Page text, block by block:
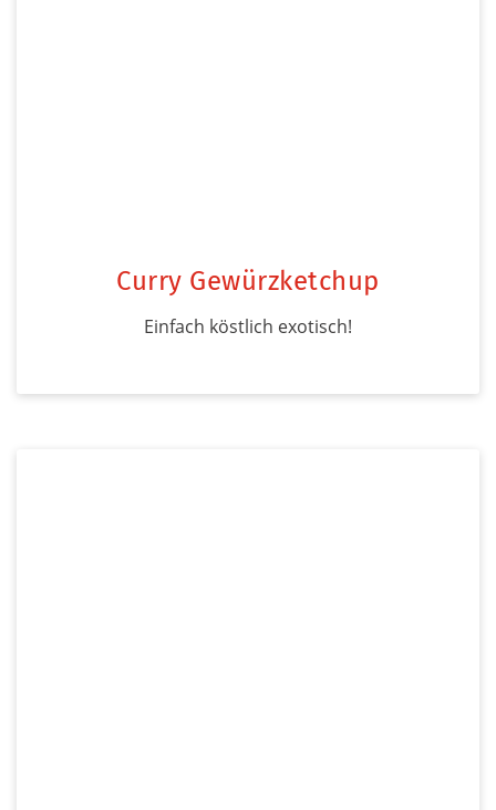
Curry Gewürzketchup
Einfach köstlich exotisch!